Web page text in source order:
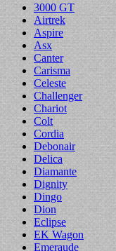
3000 GT
Airtrek
Aspire
Asx
Canter
Carisma
Celeste
Challenger
Chariot
Colt
Cordia
Debonair
Delica
Diamante
Dignity
Dingo
Dion
Eclipse
EK Wagon
Emeraude